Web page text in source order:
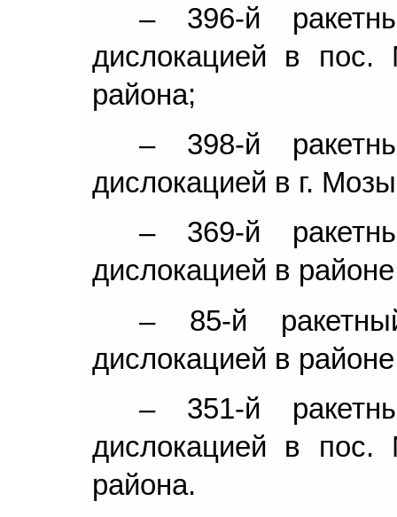
– 396-й
дислокацией в пос.
района;
– 398-й
дислокацией в г.
– 369-й
дислокацией в
– 85-й
дислокацией в
– 351-й
дислокацией в пос.
района.